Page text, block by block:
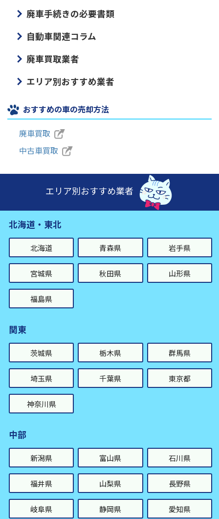
廃車手続きの必要書類
自動車関連コラム
廃車買取業者
エリア別おすすめ業者
おすすめの車の売却方法
廃車買取
中古車買取
エリア別おすすめ業者
北海道・東北
北海道 青森県 岩手県
宮城県 秋田県 山形県
福島県
関東
茨城県 栃木県 群馬県
埼玉県 千葉県 東京都
神奈川県
中部
新潟県 富山県 石川県
福井県 山梨県 長野県
岐阜県 静岡県 愛知県